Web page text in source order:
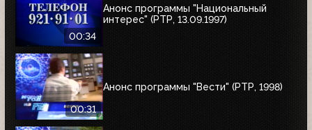
00:34
Анонс программы "Национальный
интерес" (РТР, 13.09.1997)
00:31
Анонс программы "Вести" (РТР, 1998)